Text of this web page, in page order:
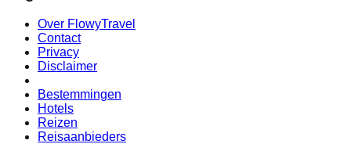
Over FlowyTravel
Contact
Privacy
Disclaimer
Bestemmingen
Hotels
Reizen
Reisaanbieders